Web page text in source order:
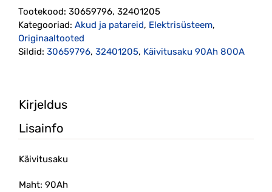
Originaal
kogus
Tootekood: 30659796, 32401205
Kategooriad: Akud ja patareid, Elektrisüsteem,
Originaaltooted
Sildid: 30659796, 32401205, Käivitusaku 90Ah 800A
Kirjeldus
Lisainfo
Käivitusaku
Maht: 90Ah